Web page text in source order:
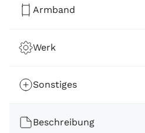
Armband
Werk
Sonstiges
Beschreibung